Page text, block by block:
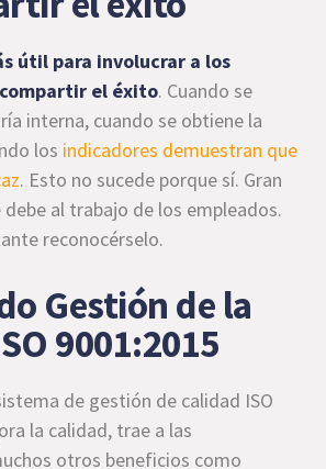
útil para involucrar a los
el éxito. Cuando se
interna, cuando se obtiene la
los indicadores demuestran que
. Esto no sucede porque sí. Gran
al trabajo de los empleados.
reconocérselo.
Gestión de la
9001:2015
de gestión de calidad ISO
la calidad, trae a las
otros beneficios como